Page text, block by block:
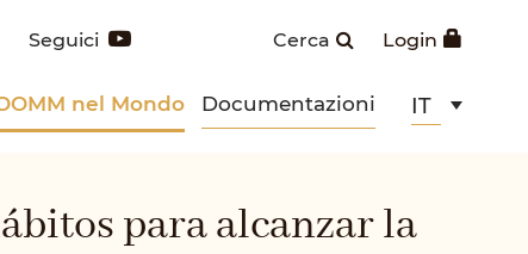
Login
Cerca
Seguici
nel Mondo Documentazioni IT
para alcanzar la